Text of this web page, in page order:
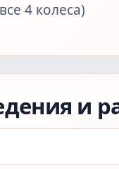
4 колеса)
и